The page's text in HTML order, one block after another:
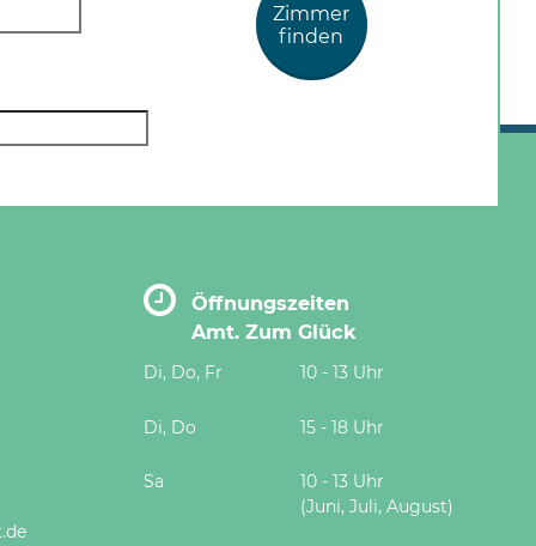
Zimmer
finden
Öffnungszeiten
Amt. Zum Glück
Di, Do, Fr 10 - 13 Uhr
Di, Do 15 - 18 Uhr
Sa
10 - 13 Uhr
(Juni, Juli, August)